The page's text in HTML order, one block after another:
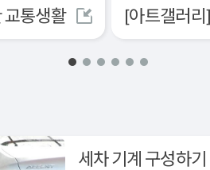
교통생활
세차 기계 구성하기